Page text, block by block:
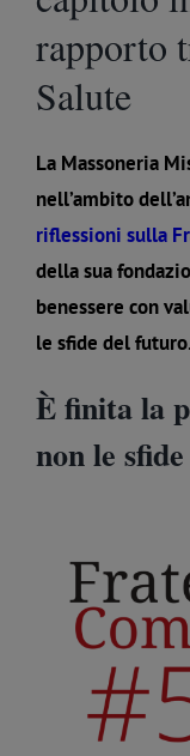
rapporto
Salute
La Massoneria
nell’ambito
riflessioni sulla
della sua
benessere con
le sfide del
È finita la
non le